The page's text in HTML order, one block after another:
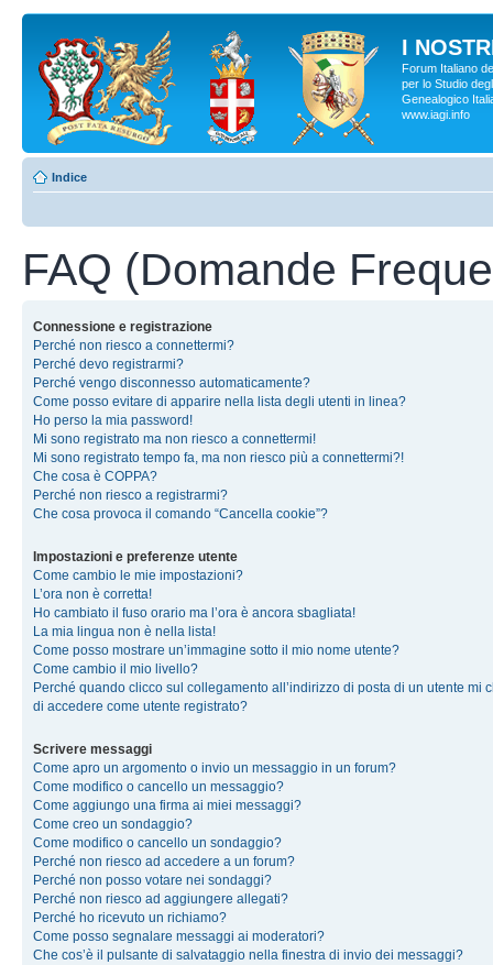
I
Forum Italiano
per lo Studio
Genealogico
www.iagi.info
Indice
FAQ (Domande
Connessione e registrazione
Perché non riesco a connettermi?
Perché devo registrarmi?
Perché vengo disconnesso automaticamente?
Come posso evitare di apparire nella lista degli utenti in linea?
Ho perso la mia password!
Mi sono registrato ma non riesco a connettermi!
Mi sono registrato tempo fa, ma non riesco più a connettermi?!
Che cosa è COPPA?
Perché non riesco a registrarmi?
Che cosa provoca il comando “Cancella cookie”?
Impostazioni e preferenze utente
Come cambio le mie impostazioni?
L’ora non è corretta!
Ho cambiato il fuso orario ma l’ora è ancora sbagliata!
La mia lingua non è nella lista!
Come posso mostrare un’immagine sotto il mio nome utente?
Come cambio il mio livello?
Perché quando clicco sul collegamento all’indirizzo di posta di un utente mi
di accedere come utente registrato?
Scrivere messaggi
Come apro un argomento o invio un messaggio in un forum?
Come modifico o cancello un messaggio?
Come aggiungo una firma ai miei messaggi?
Come creo un sondaggio?
Come modifico o cancello un sondaggio?
Perché non riesco ad accedere a un forum?
Perché non posso votare nei sondaggi?
Perché non riesco ad aggiungere allegati?
Perché ho ricevuto un richiamo?
Come posso segnalare messaggi ai moderatori?
Che cos’è il pulsante di salvataggio nella finestra di invio dei messaggi?